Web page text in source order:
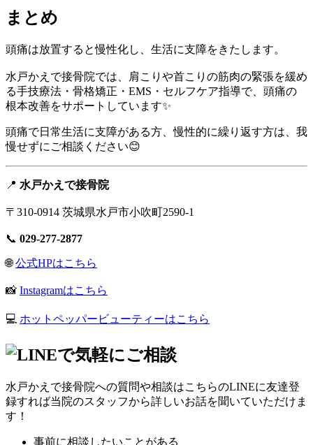
まとめ
頭痛は放置すると慢性化し、生活に支障をきたします。
水戸かえで接骨院では、肩こりや首こりの筋肉の緊張を緩め
る手技療法・骨格矯正・EMS・セルフケア指導で、頭痛の
根本改善をサポートしています✨
頭痛で日常生活に支障がある方、慢性的に繰り返す方は、我
慢せずにご相談ください😊
📍 水戸かえで接骨院
〒310-0914 茨城県水戸市小吹町2590-1
📞 029-277-2877
🌐公式HPはこちら
📸 Instagramはこちら
💻 ホットペッパービューティーはこちら
水戸かえで接骨院への質問や相談はこちらのLINEに友達登
録すれば当院のスタッフから詳しいお話を聞いていただけま
す！
事前に相談したいことがある